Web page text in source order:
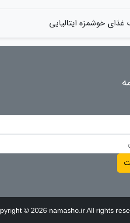
خوشمزه ایتالیایی
© 2026 namasho.ir All rights